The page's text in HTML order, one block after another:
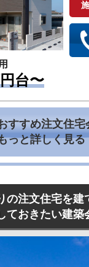
台〜
すすめ注文住宅
っと詳しく見る
の注文住宅を建
ておきたい建築